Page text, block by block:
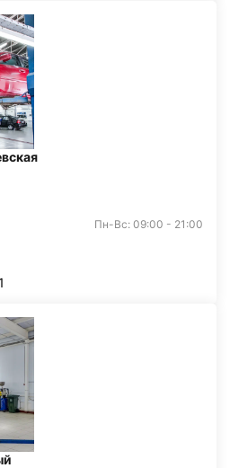
Пн-Вс: 09:00 - 21:00